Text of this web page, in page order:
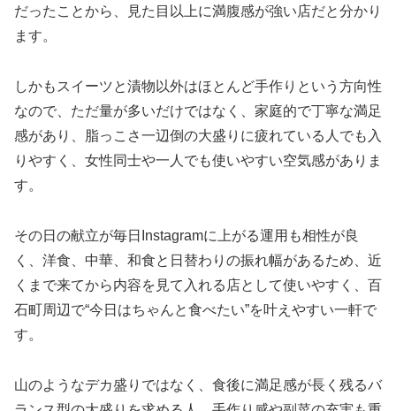
だったことから、見た目以上に満腹感が強い店だと分かり
ます。
しかもスイーツと漬物以外はほとんど手作りという方向性
なので、ただ量が多いだけではなく、家庭的で丁寧な満足
感があり、脂っこさ一辺倒の大盛りに疲れている人でも入
りやすく、女性同士や一人でも使いやすい空気感がありま
す。
その日の献立が毎日Instagramに上がる運用も相性が良
く、洋食、中華、和食と日替わりの振れ幅があるため、近
くまで来てから内容を見て入れる店として使いやすく、百
石町周辺で“今日はちゃんと食べたい”を叶えやすい一軒で
す。
山のようなデカ盛りではなく、食後に満足感が長く残るバ